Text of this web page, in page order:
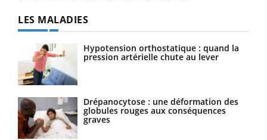
LES MALADIES
Hypotension orthostatique : quand la
pression artérielle chute au lever
Drépanocytose : une déformation des
globules rouges aux conséquences
graves